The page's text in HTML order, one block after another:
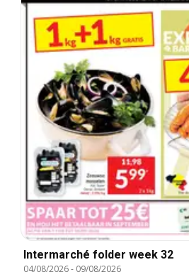
Intermarché folder week 32
04/08/2026- 09/08/2026